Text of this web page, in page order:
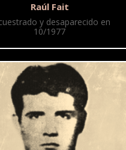
Raúl Fait
y desaparecido en
10/1977